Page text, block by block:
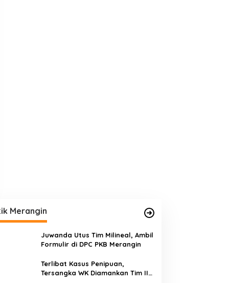
Merangin
Juwanda Utus Tim Milineal, Ambil
Formulir di DPC PKB Merangin
Terlibat Kasus Penipuan,
Tersangka WK Diamankan Tim II